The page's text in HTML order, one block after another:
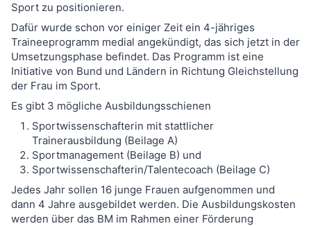
Sport zu positionieren.
Dafür wurde schon vor einiger Zeit ein 4-jähriges
Traineeprogramm medial angekündigt, das sich jetzt in der
Umsetzungsphase befindet. Das Programm ist eine
Initiative von Bund und Ländern in Richtung Gleichstellung
der Frau im Sport.
Es gibt 3 mögliche Ausbildungsschienen
Sportwissenschafterin mit stattlicher
Trainerausbildung (Beilage A)
Sportmanagement (Beilage B) und
Sportwissenschafterin/Talentecoach (Beilage C)
Jedes Jahr sollen 16 junge Frauen aufgenommen und
dann 4 Jahre ausgebildet werden. Die Ausbildungskosten
werden über das BM im Rahmen einer Förderung